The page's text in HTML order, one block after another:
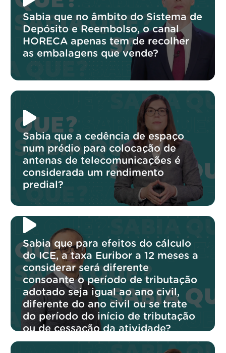
Sabia que no âmbito do Sistema de
Depósito e Reembolso, o canal
HORECA apenas tem de recolher
as embalagens que vende?
Sabia que a cedência de espaço
num prédio para colocação de
antenas de telecomunicações é
considerada um rendimento
predial?
Sabia que para efeitos do cálculo
do ICE, a taxa Euribor a 12 meses a
considerar será diferente
consoante o período de tributação
adotado seja igual ao ano civil,
diferente do ano civil ou se trate
do período do início de tributação
ou de cessação da atividade?